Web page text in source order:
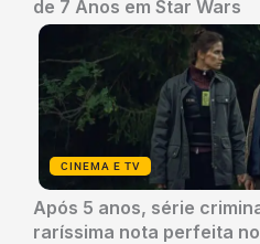
de 7 Anos em Star Wars
CINEMA E TV
Após 5 anos, série
raríssima nota perfeita